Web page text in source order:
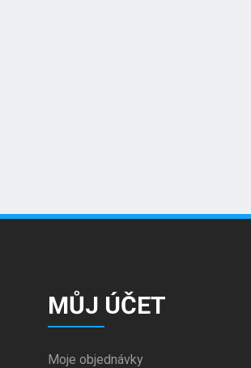
MŮJ ÚČET
Moje objednávky